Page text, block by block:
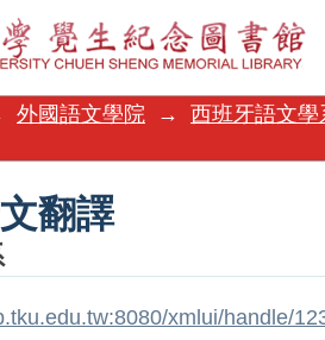
翻譯
外國語文學院 → 西班牙語文學
翻譯
xmlui/handle/